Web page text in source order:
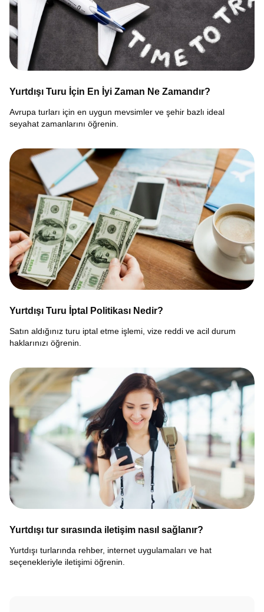
Yurtdışı Turu İçin En İyi Zaman Ne Zamandır?
Avrupa turları için en uygun mevsimler ve şehir bazlı ideal
seyahat zamanlarını öğrenin.
Yurtdışı Turu İptal Politikası Nedir?
Satın aldığınız turu iptal etme işlemi, vize reddi ve acil durum
haklarınızı öğrenin.
Yurtdışı tur sırasında iletişim nasıl sağlanır?
Yurtdışı turlarında rehber, internet uygulamaları ve hat
seçenekleriyle iletişimi öğrenin.